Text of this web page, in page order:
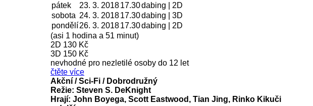
pátek
23. 3. 201817.30dabing | 2D
sobota 24. 3. 201817.30dabing | 3D
pondělí26. 3. 201817.30dabing | 2D
(asi 1 hodina a 51 minut)
2D 130 Kč
3D 150 Kč
nevhodné pro nezletilé osoby do 12 let
čtěte více
Akční / Sci-Fi / Dobrodružný
Režie: Steven S. DeKnight
Hrají: John Boyega, Scott Eastwood, Tian Jing, Rinko Kikuči